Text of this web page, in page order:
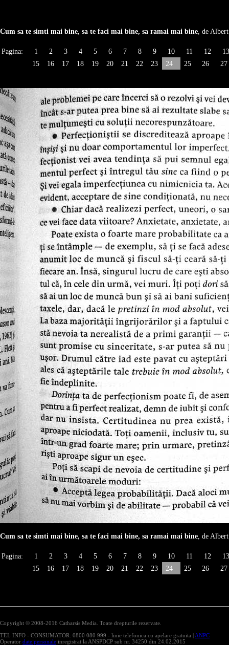
Cum sa te simti mai bine, sa te faci mai bine, sa ramai mai bine, de
Pagina: 1 2 3 4 5 6 7 8 9 10 11 12
13
15
16 17 18 19 20 21 22 23 24 25 26 27
Cum sa te simti mai bine, sa te faci mai bine, sa ramai mai bine, de
Pagina: 1 2 3 4 5 6 7 8 9 10 11 12
13
15
16 17 18 19 20 21 22 23 24 25 26 27
Copyright © 2008-2016 Catharsis Media. Toate drepturile rezervate.
TEL INFO - CONSUMATOR: 0800 080 999 - linie telefonica cu apelare gratuita | ANPC
Operator date personale inregistrat la ANSPDCP sub nr. 34250 din 24.02.2015